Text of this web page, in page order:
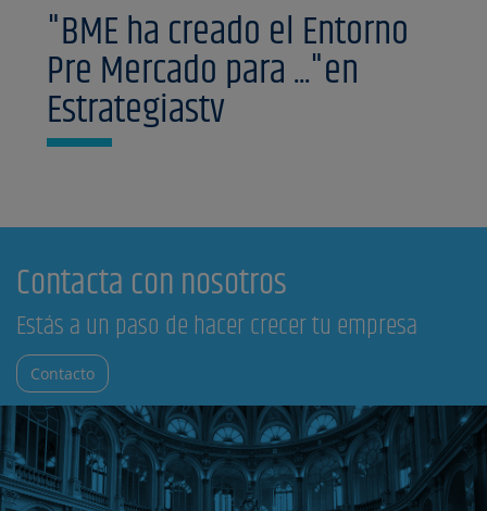
"BME ha creado el Entorno
Pre Mercado para ..."en
Estrategiastv
Contacta con nosotros
Estás a un paso de hacer crecer tu empresa
Contacto